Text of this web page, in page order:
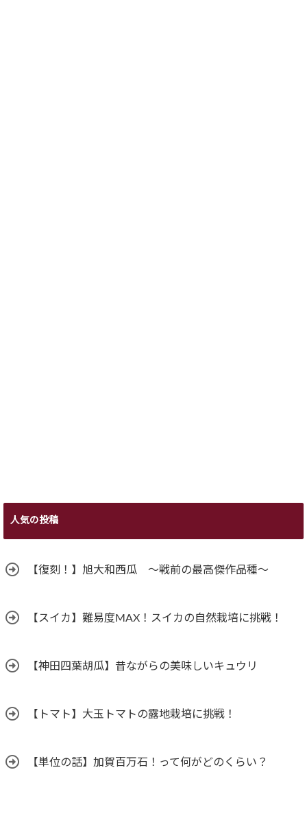
人気の投稿
【復刻！】旭大和西瓜 ～戦前の最高傑作品種～
【スイカ】難易度MAX！スイカの自然栽培に挑戦！
【神田四葉胡瓜】昔ながらの美味しいキュウリ
【トマト】大玉トマトの露地栽培に挑戦！
【単位の話】加賀百万石！って何がどのくらい？